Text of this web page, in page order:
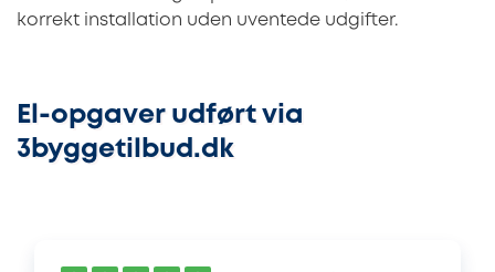
korrekt installation uden uventede udgifter.
El-opgaver udført via
3byggetilbud.dk